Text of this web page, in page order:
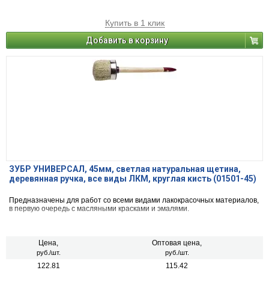
Купить в 1 клик
Добавить в корзину
ЗУБР УНИВЕРСАЛ, 45мм, светлая натуральная щетина,
деревянная ручка, все виды ЛКМ, круглая кисть (01501-45)
Предназначены для работ со всеми видами лакокрасочных материалов,
в первую очередь с масляными красками и эмалями.
Цена,
руб./шт.
Оптовая цена,
руб./шт.
122.81 115.42